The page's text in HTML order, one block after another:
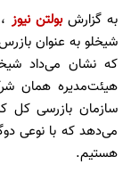
به گزارشبولتن نیوز
شیخلو به عنوان
که نشان می‌داد
هیئت‌مدیره همان
سازمان بازرسی کل
می‌دهد که با نوعی
هستیم.